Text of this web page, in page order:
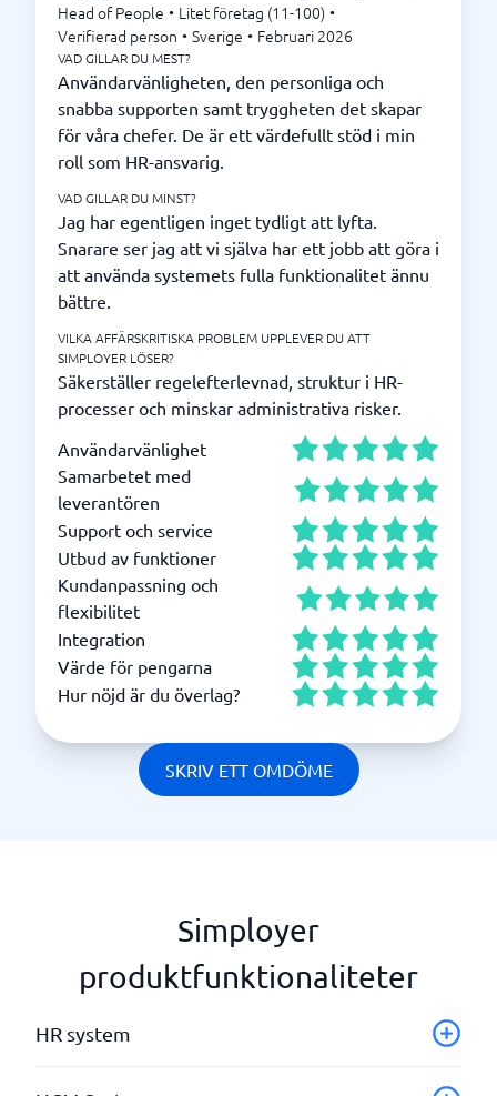
Head of People • Litet företag (11-100) •
Verifierad person • Sverige • Februari 2026
VAD GILLAR DU MEST?
Användarvänligheten, den personliga och
snabba supporten samt tryggheten det skapar
för våra chefer. De är ett värdefullt stöd i min
roll som HR-ansvarig.
VAD GILLAR DU MINST?
Jag har egentligen inget tydligt att lyfta.
Snarare ser jag att vi själva har ett jobb att göra i
att använda systemets fulla funktionalitet ännu
bättre.
VILKA AFFÄRSKRITISKA PROBLEM UPPLEVER DU ATT
SIMPLOYER LÖSER?
Säkerställer regelefterlevnad, struktur i HR-
processer och minskar administrativa risker.
Användarvänlighet
Samarbetet med
leverantören
Support och service
Utbud av funktioner
Kundanpassning och
flexibilitet
Integration
Värde för pengarna
Hur nöjd är du överlag?
SKRIV ETT OMDÖME
Simployer
produktfunktionaliteter
HR system